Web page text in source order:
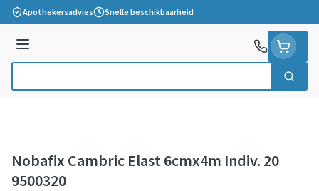
Ga naar de inhoud
Apothekersadvies Snelle beschikbaarheid
Menu
Zoek
Nobafix Cambric Elast 6cmx4m Indiv. 20
9500320